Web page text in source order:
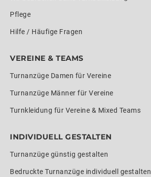
Pflege
Hilfe / Häufige Fragen
VEREINE & TEAMS
Turnanzüge Damen für Vereine
Turnanzüge Männer für Vereine
Turnkleidung für Vereine & Mixed Teams
INDIVIDUELL GESTALTEN
Turnanzüge günstig gestalten
Bedruckte Turnanzüge individuell gestalten